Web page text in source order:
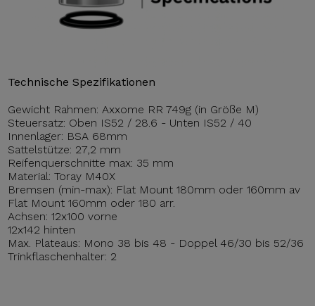
Technische Spezifikationen
Gewicht Rahmen: Axxome RR 749g (in Größe M)
Steuersatz: Oben IS52 / 28.6 - Unten IS52 / 40
Innenlager: BSA 68mm
Sattelstütze: 27,2 mm
Reifenquerschnitte max: 35 mm
Material: Toray M40X
Bremsen (min-max): Flat Mount 180mm oder 160mm av
Flat Mount 160mm oder 180 arr.
Achsen: 12x100 vorne
12x142 hinten
Max. Plateaus: Mono 38 bis 48 - Doppel 46/30 bis 52/36
Trinkflaschenhalter: 2